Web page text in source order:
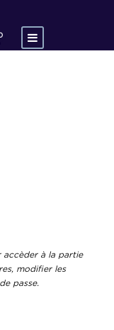
accèder à la partie
modifier les
passe.